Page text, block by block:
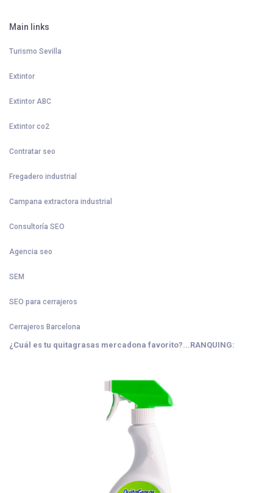
Main links
Turismo Sevilla
Extintor
Extintor ABC
Extintor co2
Contratar seo
Fregadero industrial
Campana extractora industrial
Consultoría SEO
Agencia seo
SEM
SEO para cerrajeros
Cerrajeros Barcelona
¿Cuál es tu quitagrasas mercadona favorito?...RANQUING: